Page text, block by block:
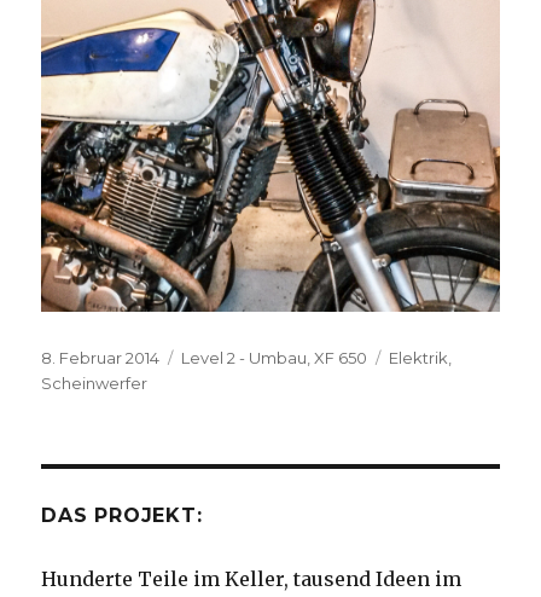
Veröffentlicht
am
8. Februar 2014 Kategorien
Level 2 - Umbau ,XF 650 Schlagwörter
Elektrik
Scheinwerfer
DAS PROJEKT:
Hunderte Teile im Keller, tausend Ideen im